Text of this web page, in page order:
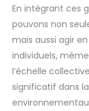
En intégrant ces
pouvons non
mais aussi agir
individuels,
l’échelle
significatif dans